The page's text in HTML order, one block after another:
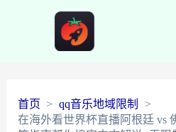
首页
qq音乐地域限制
在海外看世界杯直播阿根廷 vs